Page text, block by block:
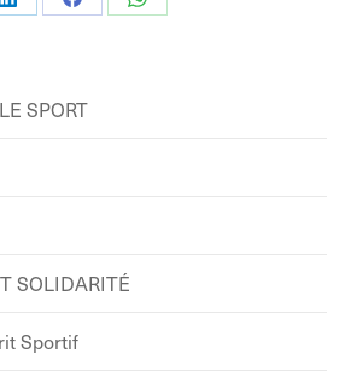
PartagerPartagerPartager
SPORT
SOLIDARITÉ
Sportif